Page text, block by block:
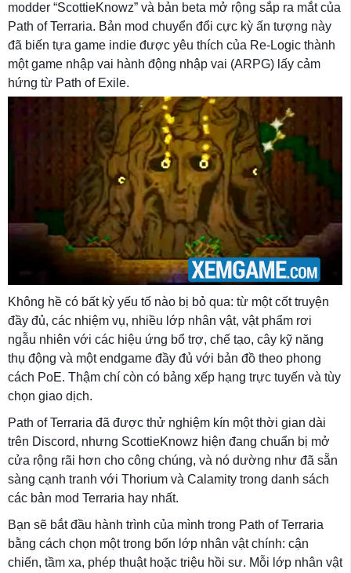
modder “ScottieKnowz” và bản beta mở rộng sắp ra mắt của
Path of Terraria. Bản mod chuyển đổi cực kỳ ấn tượng này
đã biến tựa game indie được yêu thích của Re-Logic thành
một game nhập vai hành động nhập vai (ARPG) lấy cảm
hứng từ Path of Exile.
Không hề có bất kỳ yếu tố nào bị bỏ qua: từ một cốt truyện
đầy đủ, các nhiệm vụ, nhiều lớp nhân vật, vật phẩm rơi
ngẫu nhiên với các hiệu ứng bổ trợ, chế tạo, cây kỹ năng
thụ động và một endgame đầy đủ với bản đồ theo phong
cách PoE. Thậm chí còn có bảng xếp hạng trực tuyến và tùy
chọn giao dịch.
Path of Terraria đã được thử nghiệm kín một thời gian dài
trên Discord, nhưng ScottieKnowz hiện đang chuẩn bị mở
cửa rộng rãi hơn cho công chúng, và nó dường như đã sẵn
sàng cạnh tranh với Thorium và Calamity trong danh sách
các bản mod Terraria hay nhất.
Bạn sẽ bắt đầu hành trình của mình trong Path of Terraria
bằng cách chọn một trong bốn lớp nhân vật chính: cận
chiến, tầm xa, phép thuật hoặc triệu hồi sư. Mỗi lớp nhân vật